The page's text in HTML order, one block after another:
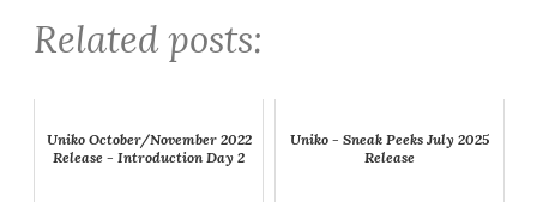
Related posts:
Uniko October/November 2022
Release - Introduction Day 2
Uniko - Sneak Peeks July 2025
Release